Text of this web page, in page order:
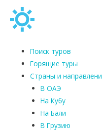
Поиск туров
Горящие туры
Страны и
В ОАЭ
На Кубу
На Бали
В Грузию